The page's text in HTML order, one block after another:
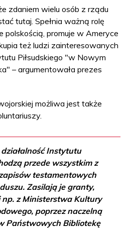
zdaniem wielu osób z rządu
tutaj. Spełnia ważną rolę
polskością, promuje w Ameryce
też ludzi zainteresowanych
Piłsudskiego "w Nowym
– argumentowała prezes
możliwa jest także
Instytutu
przede wszystkim z
testamentowych
Zasilają je granty,
np. z Ministerstwa Kultury
poprzez naczelną
Państwowych Bibliotekę